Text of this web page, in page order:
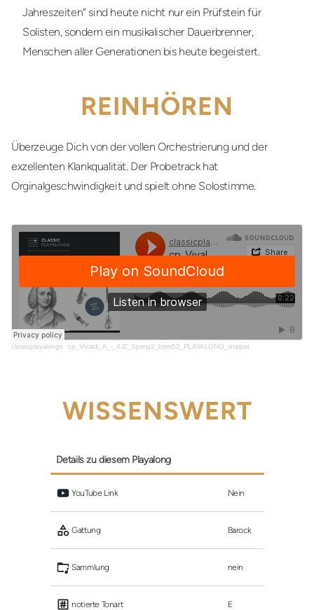
Jahreszeiten“ sind heute nicht nur ein Prüfstein für
Solisten, sondern ein musikalischer Dauerbrenner,
Menschen aller Generationen bis heute begeistert.
REINHÖREN
Überzeuge Dich von der vollen Orchestrierung und der
exzellenten Klankqualität. Der Probetrack hat
Orginalgeschwindigkeit und spielt ohne Solostimme.
classicplayalongs·cp_Vivaldi_A_-_4JZ_Spring2_bpm52_PLAYALONG_snippet
WISSENSWERT
Details zu diesem Playalong
YouTube Link Nein
Gattung Barock
Sammlung nein
notierte Tonart E